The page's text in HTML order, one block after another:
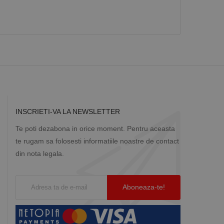
INSCRIETI-VA LA NEWSLETTER
Te poti dezabona in orice moment. Pentru aceasta
te rugam sa folosesti informatiile noastre de contact
din nota legala.
starea sesiunii.